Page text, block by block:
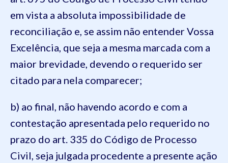
em vista a absoluta impossibilidade de
reconciliação e, se assim não entender Vossa
Excelência, que seja a mesma marcada com a
maior brevidade, devendo o requerido ser
citado para nela comparecer;
b) ao final, não havendo acordo e com a
contestação apresentada pelo requerido no
prazo do art. 335 do Código de Processo
Civil, seja julgada procedente a presente ação